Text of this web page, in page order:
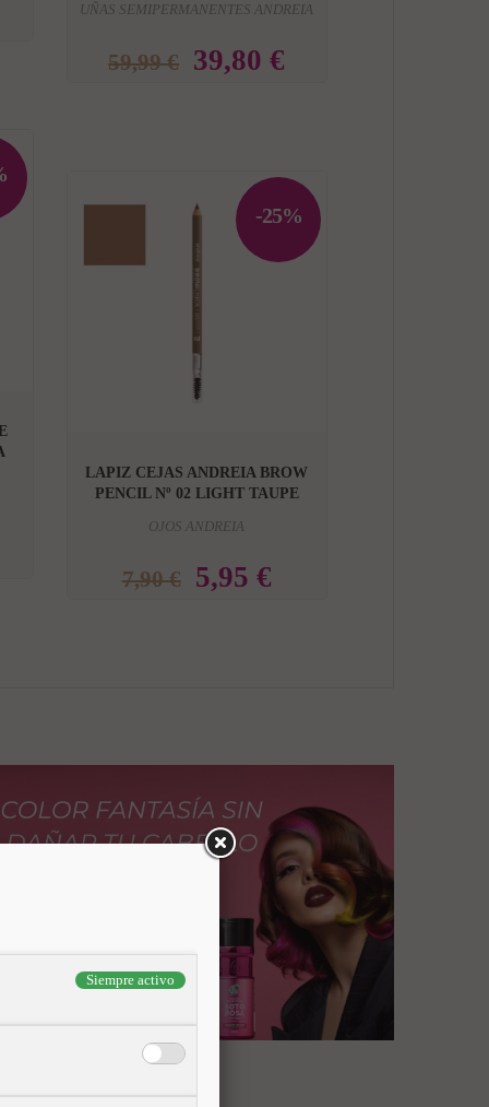
UÑAS SEMIPERMANENTES ANDREIA
59,99 € 39,80 €
-25%

LAPIZ CEJAS ANDREIA BROW
PENCIL Nº 02 LIGHT TAUPE
OJOS ANDREIA
7,90 € 5,95 €
Siempre activo